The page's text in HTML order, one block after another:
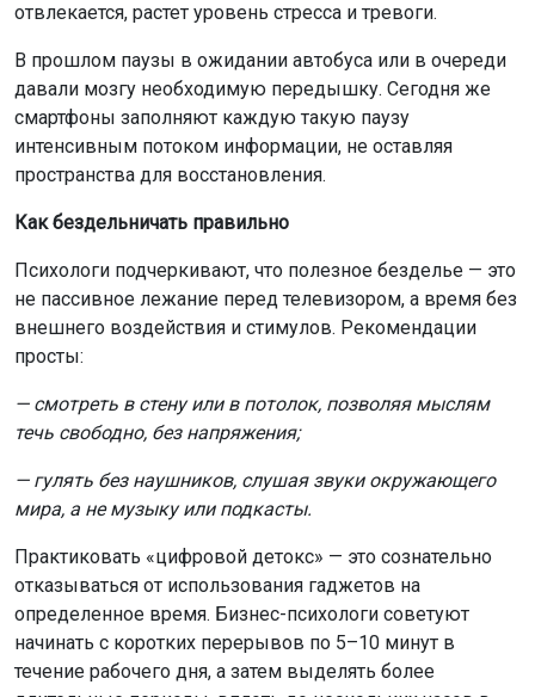
отвлекается, растет уровень стресса и тревоги.
В прошлом паузы в ожидании автобуса или в очереди
давали мозгу необходимую передышку. Сегодня же
смартфоны заполняют каждую такую паузу
интенсивным потоком информации, не оставляя
пространства для восстановления.
Как бездельничать правильно
Психологи подчеркивают, что полезное безделье — это
не пассивное лежание перед телевизором, а время без
внешнего воздействия и стимулов. Рекомендации
просты:
— смотреть в стену или в потолок, позволяя мыслям
течь свободно, без напряжения;
— гулять без наушников, слушая звуки окружающего
мира, а не музыку или подкасты.
Практиковать «цифровой детокс» — это сознательно
отказываться от использования гаджетов на
определенное время. Бизнес-психологи советуют
начинать с коротких перерывов по 5–10 минут в
течение рабочего дня, а затем выделять более